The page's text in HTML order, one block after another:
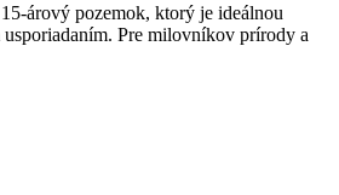
árový pozemok, ktorý je ideálnou
Pre milovníkov prírody a